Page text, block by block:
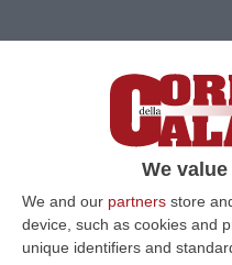
We
We and our partners store
device, such as cookies and
unique identifiers and